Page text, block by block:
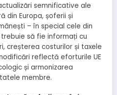
semnificative ale
din Europa, șoferii și
– în special cele din
să fie informați cu
creșterea costurilor și taxele
reflectă eforturile UE
și armonizarea
membre.